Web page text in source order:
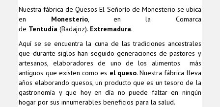
Nuestra fábrica de Quesos El Señorío de Monesterio se ubica
en Monesterio, en la Comarca
de Tentudía (Badajoz). Extremadura.
Aquí se se encuentra la cuna de las tradiciones ancestrales
que durante siglos han seguido generaciones de pastores y
artesanos, elaboradores de uno de los alimentos más
antiguos que existen como es el queso. Nuestra fábrica lleva
años elaborando quesos, un producto que es un tesoro de la
gastronomía y que hoy en día no puede faltar en ningún
hogar por sus innumerables beneficios para la salud.